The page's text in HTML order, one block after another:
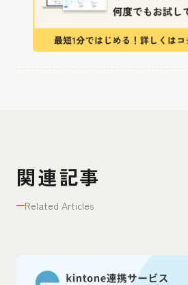
関連記事
Related Articles